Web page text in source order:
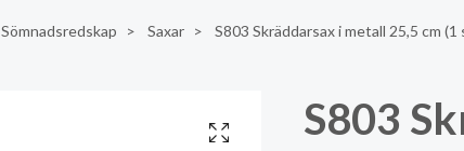
Sömnadsredskap Saxar S803 Skräddarsax i metall 25,5 cm (1
S803